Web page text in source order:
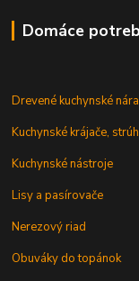
Domáce
Drevené kuchynské
Kuchynské krájače,
Kuchynské nástroje
Lisy a pasírovače
Nerezový riad
Obuváky do topánok